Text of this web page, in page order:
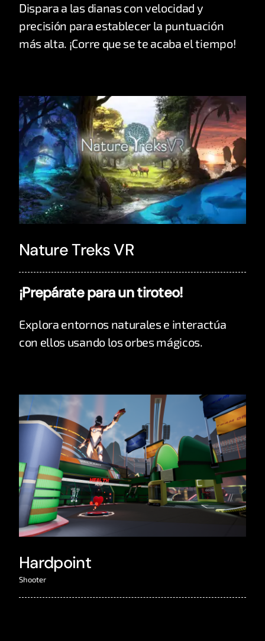
Dispara a las dianas con velocidad y
precisión para establecer la puntuación
más alta. ¡Corre que se te acaba el tiempo!
Nature Treks VR
¡Prepárate para un tiroteo!
Explora entornos naturales e interactúa
con ellos usando los orbes mágicos.
Hardpoint
Shooter